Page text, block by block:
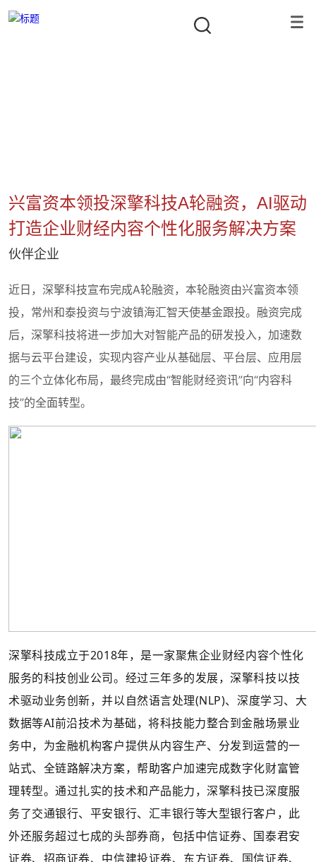
兴富资本领投深擎科技A轮融资，AI驱动
打造企业财经内容个性化服务解决方案
伙伴企业
近日，深擎科技宣布完成A轮融资，本轮融资由兴富资本领
投，常州和泰投资与宁波镇海汇智天使基金跟投。融资完成
后，深擎科技将进一步加大对智能产品的研发投入，加速数
据与云平台建设，实现内容产业从基础层、平台层、应用层
的三个立体化布局，最终完成由“智能财经资讯”向“内容科
技”的全面转型。
深擎科技成立于2018年，是一家聚焦企业财经内容个性化
服务的科技创业公司。经过三年多的发展，深擎科技以技
术驱动业务创新，并以自然语言处理(NLP)、深度学习、大
数据等AI前沿技术为基础，将科技能力整合到金融场景业
务中，为金融机构客户提供从内容生产、分发到运营的一
站式、全链路解决方案，帮助客户加速完成数字化财富管
理转型。通过扎实的技术和产品能力，深擎科技已深度服
务了交通银行、平安银行、汇丰银行等大型银行客户，此
外还服务超过七成的头部券商，包括中信证券、国泰君安
证券、招商证券、中信建投证券、东方证券、国信证券、